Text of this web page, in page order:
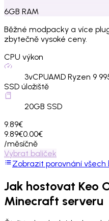
6GB RAM
Běžné modpacky a více
zbytečně vysoké ceny.
CPU výkon
3vCPUAMD Ryzen 9
SSD úložiště
20GB SSD
9.89€
9.89€0.00€
/měsíčně
Vybrat balíček
Zobrazit porovnání všech
Jak hostovat Keo
Minecraft serveru